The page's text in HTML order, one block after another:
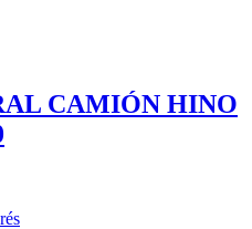
CAMIÓN HINO